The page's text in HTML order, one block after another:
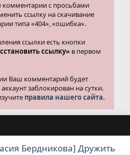
комментарии с просьбами
ссылку на скачивание
типа «404», «ошибка».
ссылки есть кнопки
ссылку» в первом
Ваш комментарий будет
заблокирован на сутки.
правила нашего сайта.
Бердникова] Дружить